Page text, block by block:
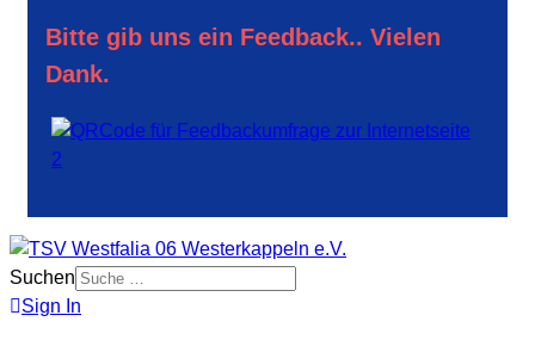
Bitte gib uns ein Feedback.. Vielen
Dank.
Suchen
Sign In